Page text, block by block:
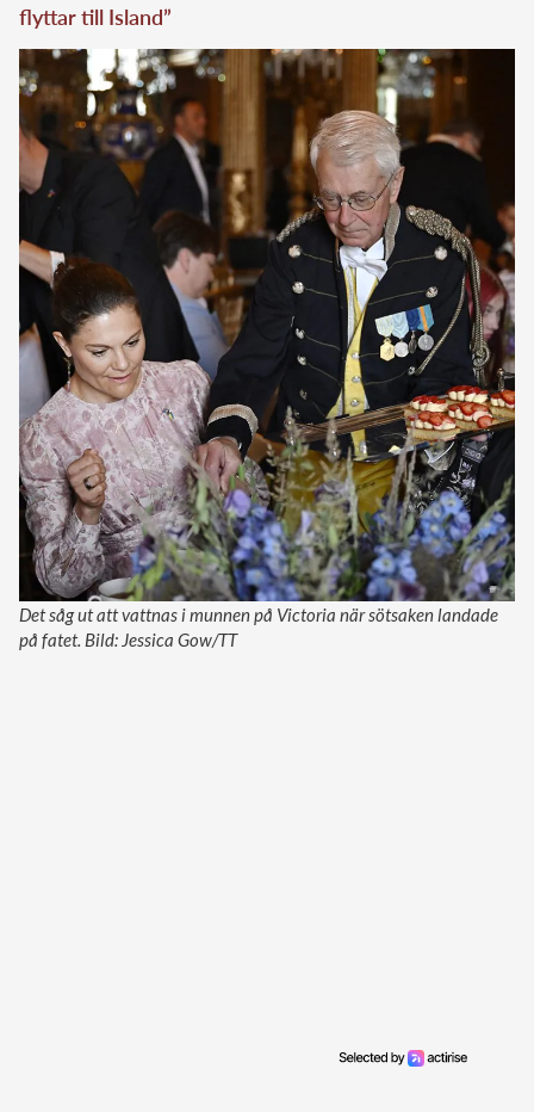
flyttar till Island”
Det såg ut att vattnas i munnen på Victoria när sötsaken landade
på fatet. Bild: Jessica Gow/TT